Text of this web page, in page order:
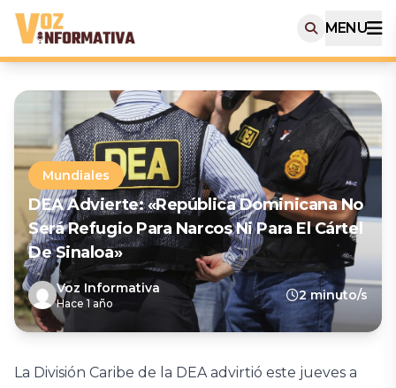
MENU
Mundiales
DEA Advierte: «República Dominicana No
Será Refugio Para Narcos Ni Para El Cártel
De Sinaloa»
Voz Informativa
Hace 1 año
2 minuto/s
La División Caribe de la DEA advirtió este jueves a